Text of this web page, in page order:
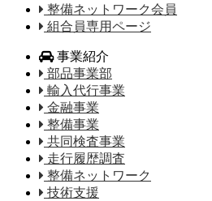
整備ネットワーク会員
組合員専用ページ
事業紹介
部品事業部
輸入代行事業
金融事業
整備事業
共同検査事業
走行履歴調査
整備ネットワーク
技術支援